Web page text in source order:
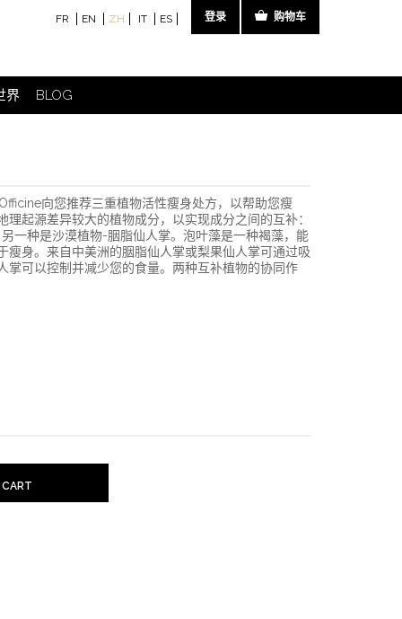
购物车
登录
FR EN ZH IT ES
界 BLOG
向您推荐三重植物活性瘦身处方，以帮助您瘦
起源差异较大的植物成分，以实现成分之间的互补：
一种是沙漠植物-胭脂仙人掌。泡叶藻是一种褐藻，能
瘦身。来自中美洲的胭脂仙人掌或梨果仙人掌可通过吸
掌可以控制并减少您的食量。两种互补植物的协同作